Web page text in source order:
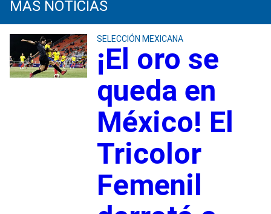
MÁS NOTICIAS
SELECCIÓN MEXICANA
¡El oro se
queda en
México! El
Tricolor
Femenil